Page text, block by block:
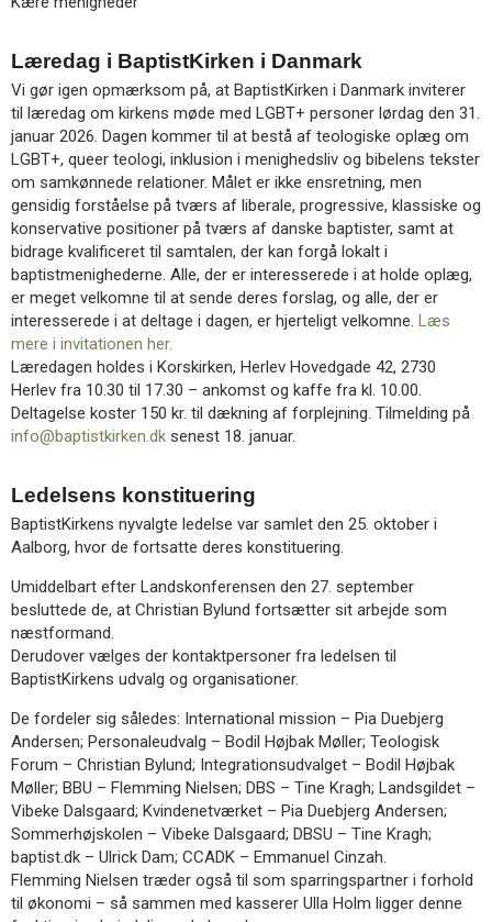
Læredag i BaptistKirken i Danmark
Vi gør igen opmærksom på, at BaptistKirken i Danmark inviterer
til læredag om kirkens møde med LGBT+ personer lørdag den 31.
januar 2026. Dagen kommer til at bestå af teologiske oplæg om
LGBT+, queer teologi, inklusion i menighedsliv og bibelens tekster
om samkønnede relationer. Målet er ikke ensretning, men
gensidig forståelse på tværs af liberale, progressive, klassiske og
konservative positioner på tværs af danske baptister, samt at
bidrage kvalificeret til samtalen, der kan forgå lokalt i
baptistmenighederne. Alle, der er interesserede i at holde oplæg,
er meget velkomne til at sende deres forslag, og alle, der er
interesserede i at deltage i dagen, er hjerteligt velkomne. Læs
mere i invitationen her.
Læredagen holdes i Korskirken, Herlev Hovedgade 42, 2730
Herlev fra 10.30 til 17.30 – ankomst og kaffe fra kl. 10.00.
Deltagelse koster 150 kr. til dækning af forplejning. Tilmelding på
info@baptistkirken.dk senest 18. januar.
Ledelsens konstituering
BaptistKirkens nyvalgte ledelse var samlet den 25. oktober i
Aalborg, hvor de fortsatte deres konstituering.
Umiddelbart efter Landskonferensen den 27. september
besluttede de, at Christian Bylund fortsætter sit arbejde som
næstformand.
Derudover vælges der kontaktpersoner fra ledelsen til
BaptistKirkens udvalg og organisationer.
De fordeler sig således: International mission – Pia Duebjerg
Andersen; Personaleudvalg – Bodil Højbak Møller; Teologisk
Forum – Christian Bylund; Integrationsudvalget – Bodil Højbak
Møller; BBU – Flemming Nielsen; DBS – Tine Kragh; Landsgildet –
Vibeke Dalsgaard; Kvindenetværket – Pia Duebjerg Andersen;
Sommerhøjskolen – Vibeke Dalsgaard; DBSU – Tine Kragh;
baptist.dk – Ulrick Dam; CCADK – Emmanuel Cinzah.
Flemming Nielsen træder også til som sparringspartner i forhold
til økonomi – så sammen med kasserer Ulla Holm ligger denne